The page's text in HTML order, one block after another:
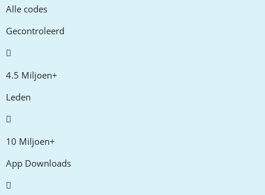
Alle codes
Gecontroleerd
4.5 Miljoen+
Leden
10 Miljoen+
App Downloads